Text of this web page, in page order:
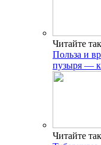
Читайте
Польза и
пузыря —
Читайте